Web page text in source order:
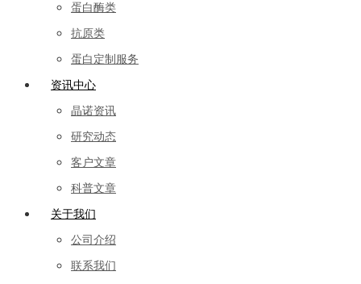
蛋白酶类
抗原类
蛋白定制服务
资讯中心
晶诺资讯
研究动态
客户文章
科普文章
关于我们
公司介绍
联系我们